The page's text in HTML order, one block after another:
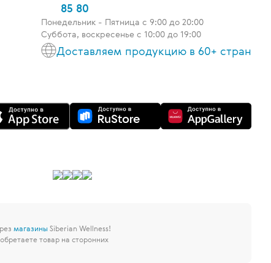
85 80
Понедельник - Пятница c 9:00 до 20:00
Суббота, воскресенье с 10:00 до 19:00
Доставляем продукцию в 60+ стран
магазиныSiberian Wellness!
товар на сторонних